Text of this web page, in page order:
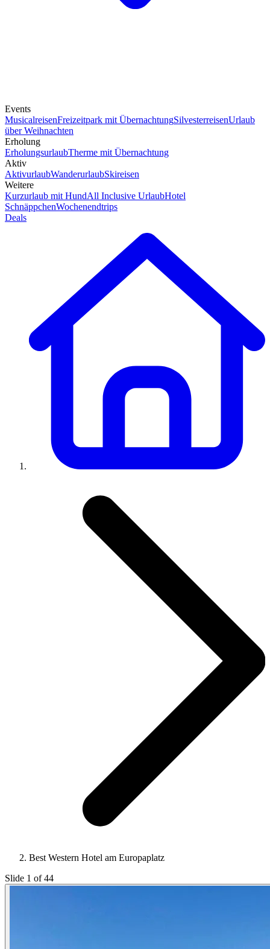
Events
MusicalreisenFreizeitpark mit ÜbernachtungSilvesterreisenUrlaub
über Weihnachten
Erholung
ErholungsurlaubTherme mit Übernachtung
Aktiv
AktivurlaubWanderurlaubSkireisen
Weitere
Kurzurlaub mit HundAll Inclusive UrlaubHotel
SchnäppchenWochenendtrips
Deals
Best Western Hotel am Europaplatz
Slide 1 of 44